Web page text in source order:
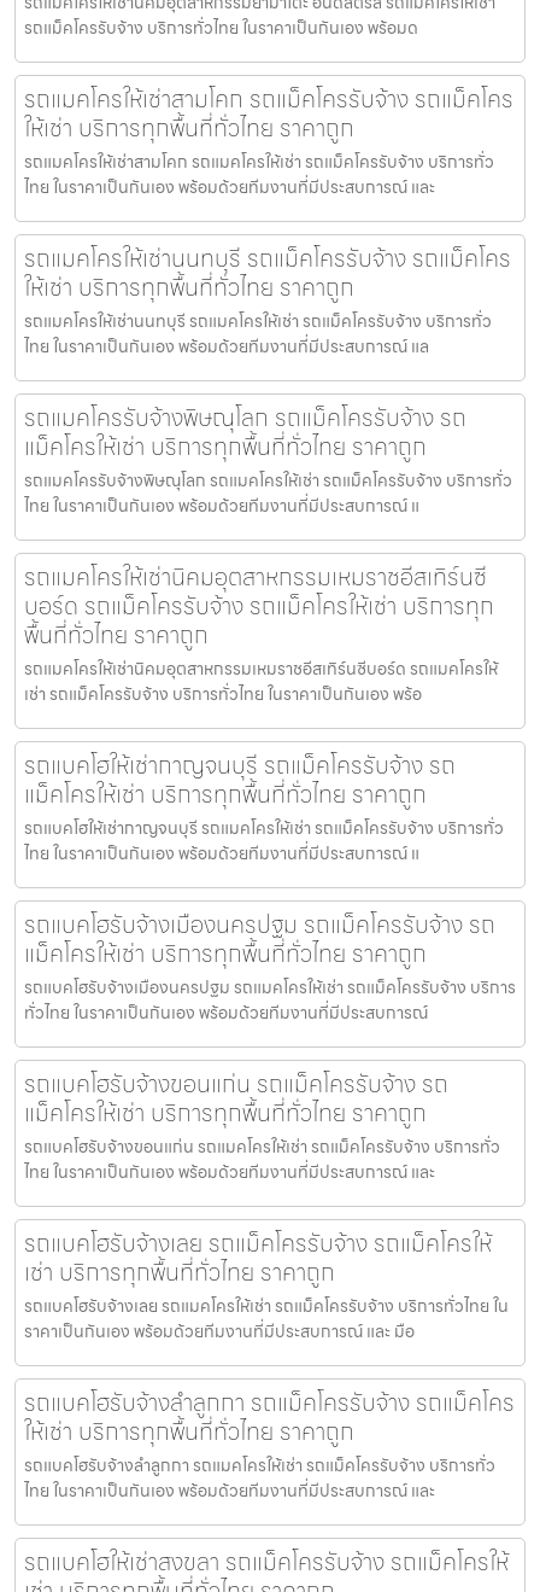
รถแม็คโครรับจ้าง บริการทั่วไทย ในราคาเป็นกันเอง พร้อมด
รถแมคโครให้เช่าสามโคก รถแม็คโครรับจ้าง รถแม็คโคร
ให้เช่า บริการทุกพื้นที่ทั่วไทย ราคาถูก
รถแมคโครให้เช่าสามโคก รถแมคโครให้เช่า รถแม็คโครรับจ้าง บริการทั่ว
ไทย ในราคาเป็นกันเอง พร้อมด้วยทีมงานที่มีประสบการณ์ และ
รถแมคโครให้เช่านนทบุรี รถแม็คโครรับจ้าง รถแม็คโคร
ให้เช่า บริการทุกพื้นที่ทั่วไทย ราคาถูก
รถแมคโครให้เช่านนทบุรี รถแมคโครให้เช่า รถแม็คโครรับจ้าง บริการทั่ว
ไทย ในราคาเป็นกันเอง พร้อมด้วยทีมงานที่มีประสบการณ์ แล
รถแมคโครรับจ้างพิษณุโลก รถแม็คโครรับจ้าง รถ
แม็คโครให้เช่า บริการทุกพื้นที่ทั่วไทย ราคาถูก
รถแมคโครรับจ้างพิษณุโลก รถแมคโครให้เช่า รถแม็คโครรับจ้าง บริการทั่ว
ไทย ในราคาเป็นกันเอง พร้อมด้วยทีมงานที่มีประสบการณ์ แ
รถแมคโครให้เช่านิคมอุตสาหกรรมเหมราชอีสเทิร์นซี
บอร์ด รถแม็คโครรับจ้าง รถแม็คโครให้เช่า บริการทุก
พื้นที่ทั่วไทย ราคาถูก
รถแมคโครให้เช่านิคมอุตสาหกรรมเหมราชอีสเทิร์นซีบอร์ด รถแมคโครให้
เช่า รถแม็คโครรับจ้าง บริการทั่วไทย ในราคาเป็นกันเอง พร้อ
รถแบคโฮให้เช่ากาญจนบุรี รถแม็คโครรับจ้าง รถ
แม็คโครให้เช่า บริการทุกพื้นที่ทั่วไทย ราคาถูก
รถแบคโฮให้เช่ากาญจนบุรี รถแมคโครให้เช่า รถแม็คโครรับจ้าง บริการทั่ว
ไทย ในราคาเป็นกันเอง พร้อมด้วยทีมงานที่มีประสบการณ์ แ
รถแบคโฮรับจ้างเมืองนครปฐม รถแม็คโครรับจ้าง รถ
แม็คโครให้เช่า บริการทุกพื้นที่ทั่วไทย ราคาถูก
รถแบคโฮรับจ้างเมืองนครปฐม รถแมคโครให้เช่า รถแม็คโครรับจ้าง บริการ
ทั่วไทย ในราคาเป็นกันเอง พร้อมด้วยทีมงานที่มีประสบการณ์
รถแบคโฮรับจ้างขอนแก่น รถแม็คโครรับจ้าง รถ
แม็คโครให้เช่า บริการทุกพื้นที่ทั่วไทย ราคาถูก
รถแบคโฮรับจ้างขอนแก่น รถแมคโครให้เช่า รถแม็คโครรับจ้าง บริการทั่ว
ไทย ในราคาเป็นกันเอง พร้อมด้วยทีมงานที่มีประสบการณ์ และ
รถแบคโฮรับจ้างเลย รถแม็คโครรับจ้าง รถแม็คโครให้
เช่า บริการทุกพื้นที่ทั่วไทย ราคาถูก
รถแบคโฮรับจ้างเลย รถแมคโครให้เช่า รถแม็คโครรับจ้าง บริการทั่วไทย ใน
ราคาเป็นกันเอง พร้อมด้วยทีมงานที่มีประสบการณ์ และ มือ
รถแบคโฮรับจ้างลำลูกกา รถแม็คโครรับจ้าง รถแม็คโคร
ให้เช่า บริการทุกพื้นที่ทั่วไทย ราคาถูก
รถแบคโฮรับจ้างลำลูกกา รถแมคโครให้เช่า รถแม็คโครรับจ้าง บริการทั่ว
ไทย ในราคาเป็นกันเอง พร้อมด้วยทีมงานที่มีประสบการณ์ และ
รถแบคโฮให้เช่าสงขลา รถแม็คโครรับจ้าง รถแม็คโครให้